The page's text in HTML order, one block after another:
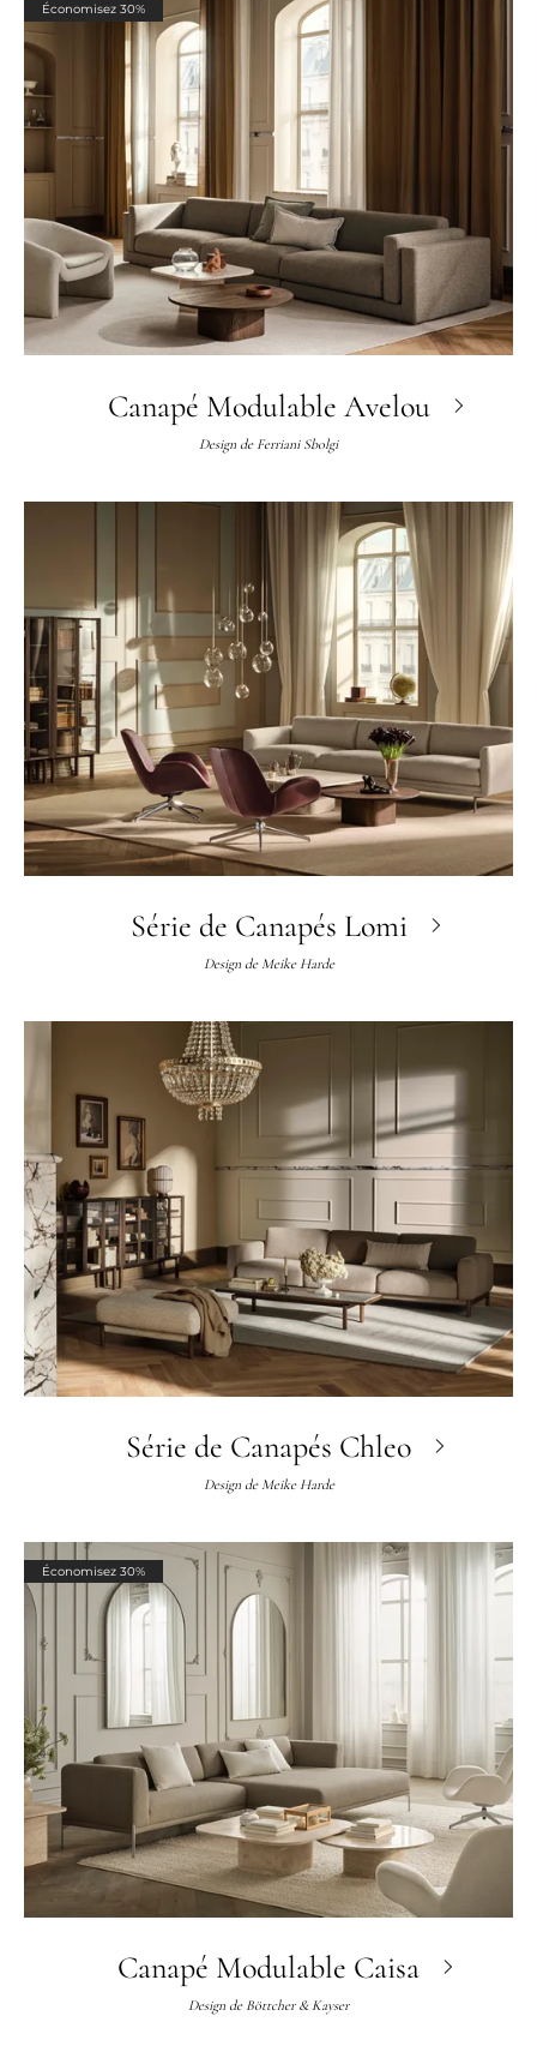
Économisez 30%
Canapé Modulable Avelou
Design de Ferriani Sbolgi
Série de Canapés Lomi
Design de Meike Harde
Série de Canapés Chleo
Design de Meike Harde
Économisez 30%
Canapé Modulable Caisa
Design de Böttcher & Kayser